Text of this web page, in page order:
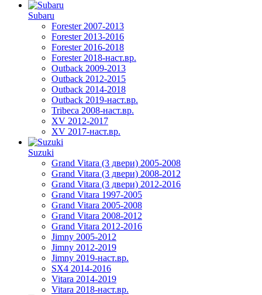
Subaru
Forester 2007-2013
Forester 2013-2016
Forester 2016-2018
Forester 2018-наст.вр.
Outback 2009-2013
Outback 2012-2015
Outback 2014-2018
Outback 2019-наст.вр.
Tribeca 2008-наст.вр.
XV 2012-2017
XV 2017-наст.вр.
Suzuki
Grand Vitara (3 двери) 2005-2008
Grand Vitara (3 двери) 2008-2012
Grand Vitara (3 двери) 2012-2016
Grand Vitara 1997-2005
Grand Vitara 2005-2008
Grand Vitara 2008-2012
Grand Vitara 2012-2016
Jimny 2005-2012
Jimny 2012-2019
Jimny 2019-наст.вр.
SX4 2014-2016
Vitara 2014-2019
Vitara 2018-наст.вр.